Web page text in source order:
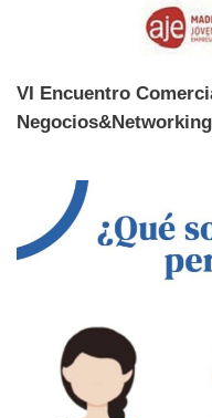
VI Encuentro
Negocios&Networking